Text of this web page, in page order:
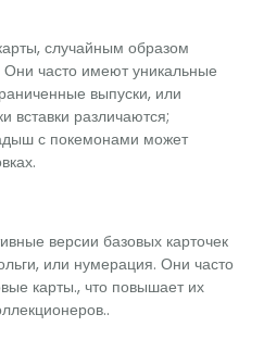
случайным образом
часто имеют уникальные
выпуски, или
вставки различаются;
с покемонами может
версии базовых карточек
или нумерация. Они часто
карты., что повышает их